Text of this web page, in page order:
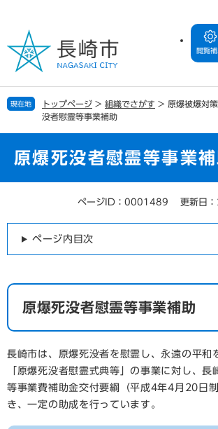
の
で
す
ー
ば
し
閲覧
現在地 トップページ > 組織でさがす > 原爆被爆対
没者慰霊等事業補助
原爆死没者慰霊等事業補
ページID：0001489 更新日
ページ内目次
原爆死没者慰霊等事業補助
長崎市は、原爆死没者を慰霊し、永遠の平和
「原爆死没者慰霊式典等」の事業に対し、長
等事業費補助金交付要綱（平成4年4月20日
き、一定の助成を行っています。